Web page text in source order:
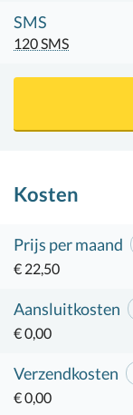
SMS
120 SMS
Kosten
Prijs per maand
€ 22,50
Aansluitkosten
€ 0,00
Verzendkosten
€ 0,00